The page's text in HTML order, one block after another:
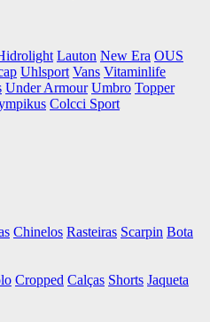
Lauton New Era OUS
Uhlsport Vans Vitaminlife
Under Armour Umbro Topper
Colcci Sport
Chinelos Rasteiras Scarpin Bota
Cropped Calças Shorts Jaqueta